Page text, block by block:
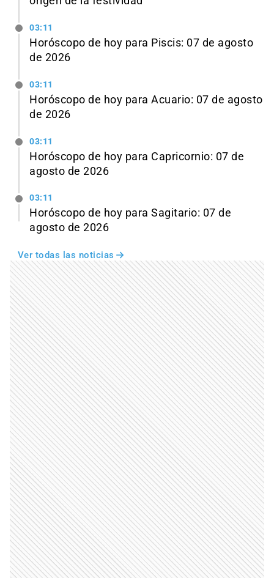
03:11
Horóscopo de hoy para Piscis: 07 de agosto
de 2026
03:11
Horóscopo de hoy para Acuario: 07 de agosto
de 2026
03:11
Horóscopo de hoy para Capricornio: 07 de
agosto de 2026
03:11
Horóscopo de hoy para Sagitario: 07 de
agosto de 2026
Ver todas las noticias